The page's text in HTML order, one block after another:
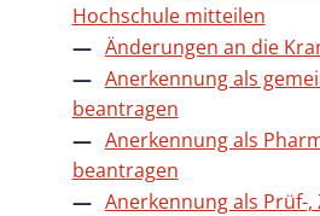
Hochschule mitteilen
Änderungen an die
Anerkennung als
beantragen
Anerkennung als
beantragen
Anerkennung als Prüf-